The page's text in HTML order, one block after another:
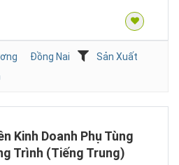
Đồng Nai
Sản Xuất
Kinh Doanh Phụ Tùng
Trình (Tiếng Trung)